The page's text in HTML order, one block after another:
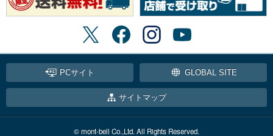
PCサイト GLOBAL SITE
サイトマップ
© mont-bell Co.,Ltd. All Rights Reserved.